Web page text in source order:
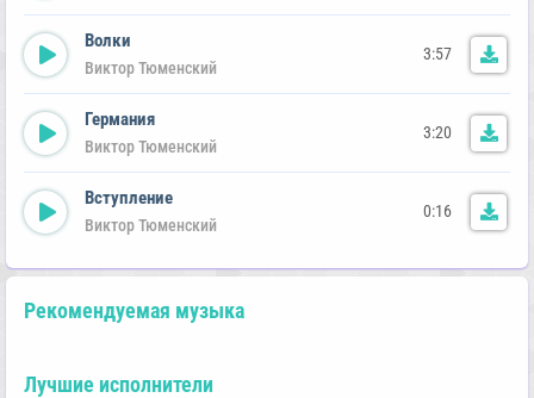
Волки
Виктор Тюменский
3:57
Германия
Виктор Тюменский
3:20
Вступление
Виктор Тюменский
0:16
Рекомендуемая музыка
Лучшие исполнители